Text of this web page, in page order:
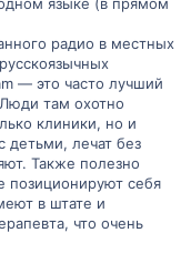
радио в местных
— это часто лучший
там охотно
клиники, но и
детьми, лечат без
Также полезно
позиционируют себя
в штате и
что очень